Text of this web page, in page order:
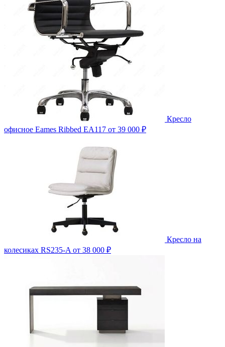
Кресло
офисное Eames Ribbed EA117 от 39 000 ₽
Кресло на
колесиках RS235-A от 38 000 ₽